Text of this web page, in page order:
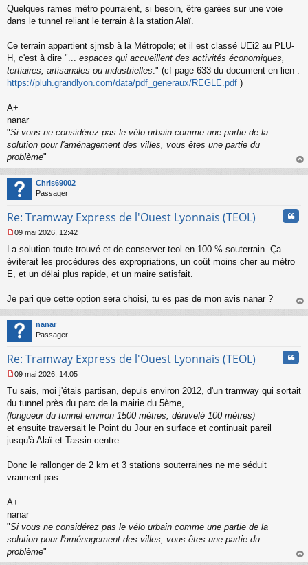
n
u
Quelques rames métro pourraient, si besoin, être garées sur une voie
dans le tunnel reliant le terrain à la station Alaï.
Ce terrain appartient sjmsb à la Métropole; et il est classé UEi2 au PLU-
H, c'est à dire "... espaces qui accueillent des activités économiques,
tertiaires, artisanales ou industrielles." (cf page 633 du document en lien :
https://pluh.grandlyon.com/data/pdf_generaux/REGLE.pdf )
A+
nanar
"Si vous ne considérez pas le vélo urbain comme une partie de la
solution pour l'aménagement des villes, vous êtes une partie du
problème"
au
Chris69002
Passager
Re: Tramway Express de l'Ouest Lyonnais (TEOL)
e
s
a
e
n
o
n
l
09 mai 2026, 12:42
La solution toute trouvé et de conserver teol en 100 % souterrain. Ça
éviterait les procédures des expropriations, un coût moins cher au métro
E, et un délai plus rapide, et un maire satisfait.
Je pari que cette option sera choisi, tu es pas de mon avis nanar ?
au
nanar
Passager
Re: Tramway Express de l'Ouest Lyonnais (TEOL)
e
s
s
g
e
o
n
09 mai 2026, 14:05
Tu sais, moi j'étais partisan, depuis environ 2012, d'un tramway qui sortait
du tunnel près du parc de la mairie du 5ème,
(longueur du tunnel environ 1500 mètres, dénivelé 100 mètres)
et ensuite traversait le Point du Jour en surface et continuait pareil
jusqu'à Alaï et Tassin centre.
Donc le rallonger de 2 km et 3 stations souterraines ne me séduit
vraiment pas.
A+
nanar
"Si vous ne considérez pas le vélo urbain comme une partie de la
solution pour l'aménagement des villes, vous êtes une partie du
problème"